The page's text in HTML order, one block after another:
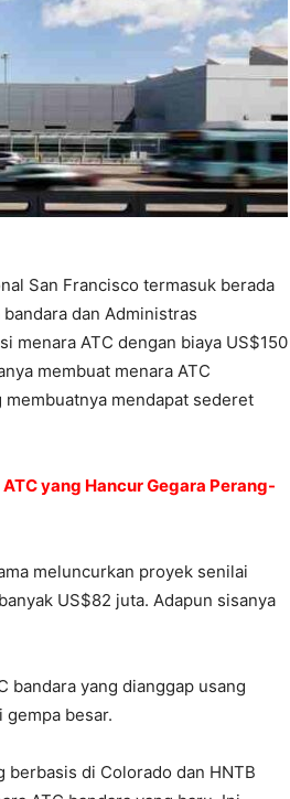
San Francisco termasuk berada
dan Administras
menara ATC dengan biaya US$150
membuat menara ATC
mendapat sederet
yang Hancur Gegara Perang-
meluncurkan proyek senilai
US$82 juta. Adapun sisanya
bandara yang dianggap usang
besar.
di Colorado dan HNTB